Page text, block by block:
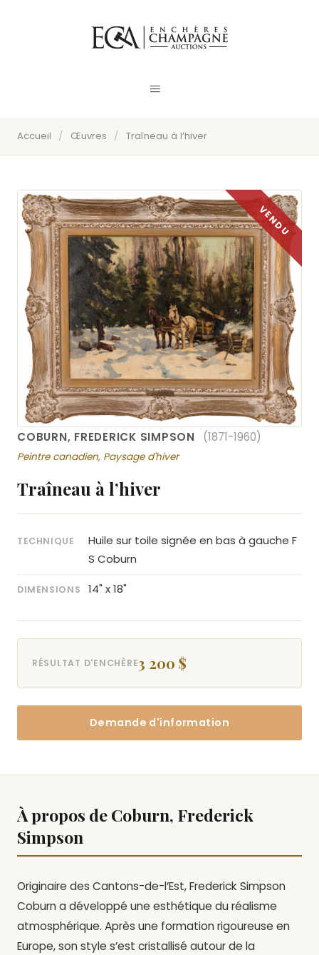
Accueil / Œuvres / Traîneau à l’hiver
COBURN, FREDERICK SIMPSON (1871-1960)
Peintre canadien, Paysage d'hiver
Traîneau à l’hiver
TECHNIQUE
Huile sur toile signée en bas à gauche F
S Coburn
DIMENSIONS 14" x 18"
RÉSULTAT D'ENCHÈRE3 200 $
Demande d'information
À propos de Coburn, Frederick
Simpson
Originaire des Cantons-de-l’Est, Frederick Simpson
Coburn a développé une esthétique du réalisme
atmosphérique. Après une formation rigoureuse en
Europe, son style s’est cristallisé autour de la